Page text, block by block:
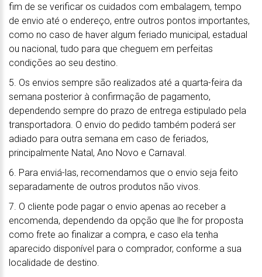
fim de se verificar os cuidados com embalagem, tempo
de envio até o endereço, entre outros pontos importantes,
como no caso de haver algum feriado municipal, estadual
ou nacional, tudo para que cheguem em perfeitas
condições ao seu destino.
5. Os envios sempre são realizados até a quarta-feira da
semana posterior à confirmação de pagamento,
dependendo sempre do prazo de entrega estipulado pela
transportadora. O envio do pedido também poderá ser
adiado para outra semana em caso de feriados,
principalmente Natal, Ano Novo e Carnaval.
6. Para enviá-las, recomendamos que o envio seja feito
separadamente de outros produtos não vivos.
7. O cliente pode pagar o envio apenas ao receber a
encomenda, dependendo da opção que lhe for proposta
como frete ao finalizar a compra, e caso ela tenha
aparecido disponível para o comprador, conforme a sua
localidade de destino.